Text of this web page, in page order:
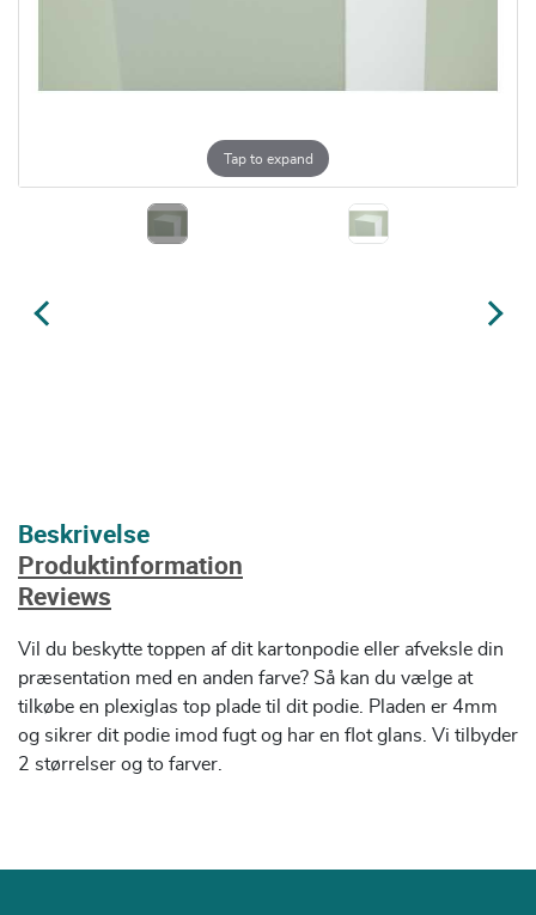
Tap to expand
Beskrivelse
Produktinformation
Reviews
Vil du beskytte toppen af dit kartonpodie eller afveksle din
præsentation med en anden farve? Så kan du vælge at
tilkøbe en plexiglas top plade til dit podie. Pladen er 4mm
og sikrer dit podie imod fugt og har en flot glans. Vi tilbyder
2 størrelser og to farver.